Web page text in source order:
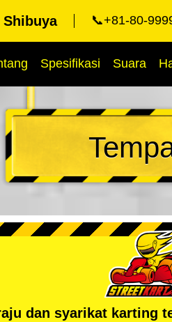
📞+81-80-
Spesifikasi Suara
dan syarikat karting